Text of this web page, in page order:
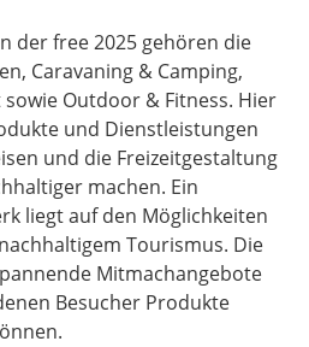
der free 2025 gehören die
Caravaning & Camping,
Outdoor & Fitness. Hier
und Dienstleistungen
und die Freizeitgestaltung
machen. Ein
liegt auf den Möglichkeiten
Tourismus. Die
Mitmachangebote
Besucher Produkte